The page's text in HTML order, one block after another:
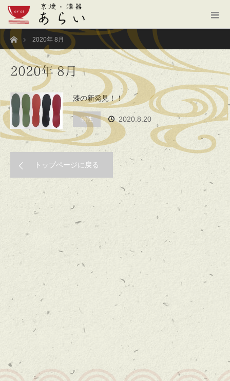
ホーム
2020年 8月
2020年 8月
漆の新発見！！
特性 2020.8.20
トップページに戻る